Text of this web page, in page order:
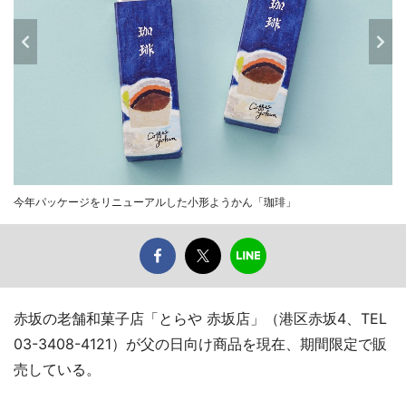
今年パッケージをリニューアルした小形ようかん「珈琲」
赤坂の老舗和菓子店「とらや 赤坂店」（港区赤坂4、TEL
03-3408-4121）が父の日向け商品を現在、期間限定で販
売している。